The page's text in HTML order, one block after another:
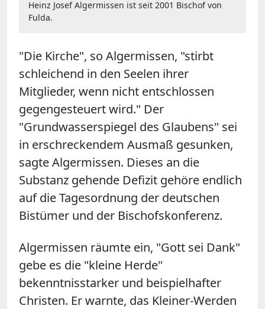
Heinz Josef Algermissen ist seit 2001 Bischof von
Fulda.
"Die Kirche", so Algermissen, "stirbt
schleichend in den Seelen ihrer
Mitglieder, wenn nicht entschlossen
gegengesteuert wird." Der
"Grundwasserspiegel des Glaubens" sei
in erschreckendem Ausmaß gesunken,
sagte Algermissen. Dieses an die
Substanz gehende Defizit gehöre endlich
auf die Tagesordnung der deutschen
Bistümer und der Bischofskonferenz.
Algermissen räumte ein, "Gott sei Dank"
gebe es die "kleine Herde"
bekenntnisstarker und beispielhafter
Christen. Er warnte, das Kleiner-Werden